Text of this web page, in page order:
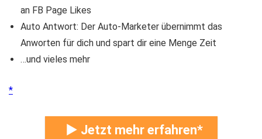
an FB Page Likes
Auto Antwort: Der Auto-Marketer übernimmt das
Anworten für dich und spart dir eine Menge Zeit
…und vieles mehr
► Jetzt mehr erfahren